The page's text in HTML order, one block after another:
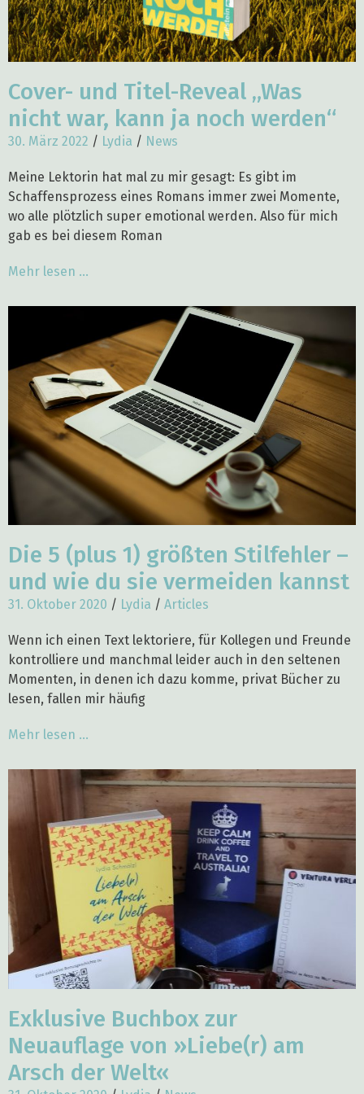
Cover- und Titel-Reveal „Was
nicht war, kann ja noch werden“
30. März 2022 / Lydia / News
Meine Lektorin hat mal zu mir gesagt: Es gibt im
Schaffensprozess eines Romans immer zwei Momente,
wo alle plötzlich super emotional werden. Also für mich
gab es bei diesem Roman
Mehr lesen ...
Die 5 (plus 1) größten Stilfehler –
und wie du sie vermeiden kannst
31. Oktober 2020 / Lydia / Articles
Wenn ich einen Text lektoriere, für Kollegen und Freunde
kontrolliere und manchmal leider auch in den seltenen
Momenten, in denen ich dazu komme, privat Bücher zu
lesen, fallen mir häufig
Mehr lesen ...
Exklusive Buchbox zur
Neuauflage von »Liebe(r) am
Arsch der Welt«